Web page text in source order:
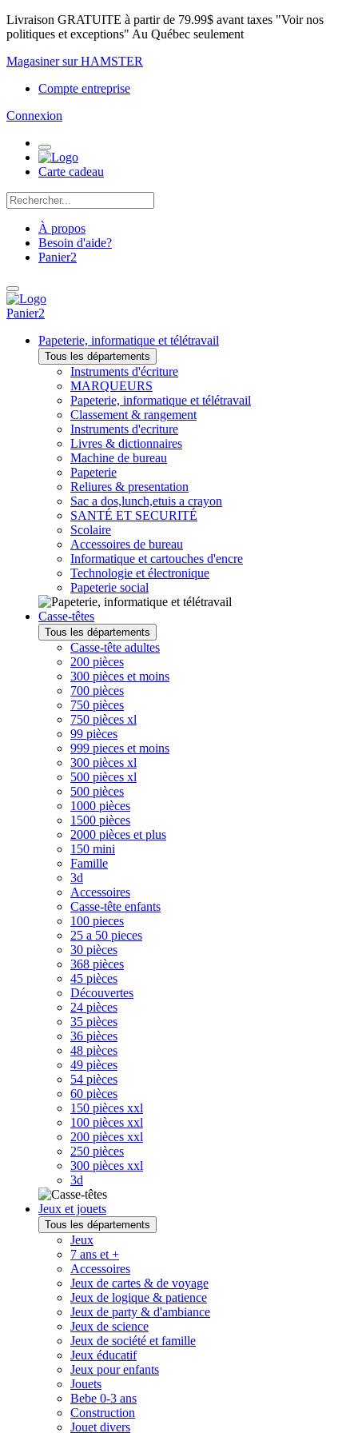
Livraison GRATUITE à partir de 79.99$ avant taxes "Voir nos
politiques et exceptions" Au Québec seulement
Magasiner sur HAMSTER
Compte entreprise
Connexion
Carte cadeau
À propos
Besoin d'aide?
Panier2
Panier2
Papeterie, informatique et télétravail
Tous les départements
Instruments d'écriture
MARQUEURS
Papeterie, informatique et télétravail
Classement & rangement
Instruments d'ecriture
Livres & dictionnaires
Machine de bureau
Papeterie
Reliures & presentation
Sac a dos,lunch,etuis a crayon
SANTÉ ET SECURITÉ
Scolaire
Accessoires de bureau
Informatique et cartouches d'encre
Technologie et électronique
Papeterie social
Casse-têtes
Tous les départements
Casse-tête adultes
200 pièces
300 pièces et moins
700 pièces
750 pièces
750 pièces xl
99 pièces
999 pieces et moins
300 pièces xl
500 pièces xl
500 pièces
1000 pièces
1500 pièces
2000 pièces et plus
150 mini
Famille
3d
Accessoires
Casse-tête enfants
100 pieces
25 a 50 pieces
30 pièces
368 pièces
45 pièces
Découvertes
24 pièces
35 pièces
36 pièces
48 pièces
49 pièces
54 pièces
60 pièces
150 pièces xxl
100 pièces xxl
200 pièces xxl
250 pièces
300 pièces xxl
3d
Jeux et jouets
Tous les départements
Jeux
7 ans et +
Accessoires
Jeux de cartes & de voyage
Jeux de logique & patience
Jeux de party & d'ambiance
Jeux de science
Jeux de société et famille
Jeux éducatif
Jeux pour enfants
Jouets
Bebe 0-3 ans
Construction
Jouet divers